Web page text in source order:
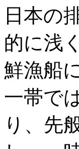
日本の
的に浅
鮮漁船
一帯で
り、先